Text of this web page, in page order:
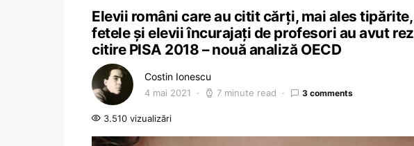
Elevii români care au citit cărți, mai ales
fetele și elevii încurajați de profesori au avut
citire PISA 2018 – nouă analiză OECD
Costin Ionescu
4 mai 2021 7 minute read 3 comments
3.510 vizualizări